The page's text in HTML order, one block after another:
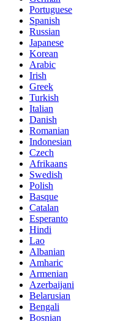
Portuguese
Spanish
Russian
Japanese
Korean
Arabic
Irish
Greek
Turkish
Italian
Danish
Romanian
Indonesian
Czech
Afrikaans
Swedish
Polish
Basque
Catalan
Esperanto
Hindi
Lao
Albanian
Amharic
Armenian
Azerbaijani
Belarusian
Bengali
Bosnian